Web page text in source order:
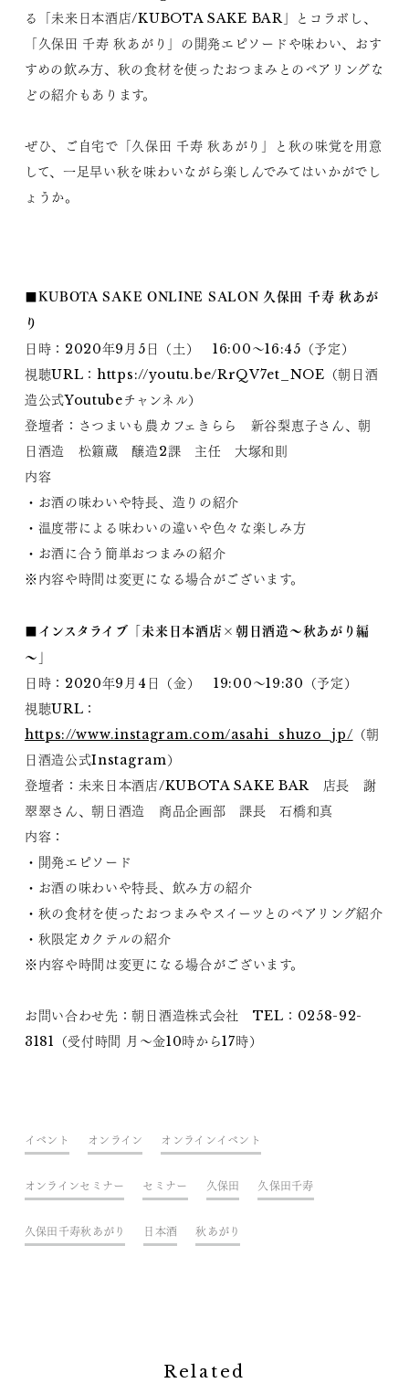
る「未来日本酒店/KUBOTA SAKE BAR」とコラボし、
「久保田 千寿 秋あがり」の開発エピソードや味わい、おす
すめの飲み方、秋の食材を使ったおつまみとのペアリングな
どの紹介もあります。
ぜひ、ご自宅で「久保田 千寿 秋あがり」と秋の味覚を用意
して、一足早い秋を味わいながら楽しんでみてはいかがでし
ょうか。
■KUBOTA SAKE ONLINE SALON 久保田 千寿 秋あが
り
日時：2020年9月5日（土） 16:00～16:45（予定）
視聴URL：https://youtu.be/RrQV7et_NOE （朝日酒
造公式Youtubeチャンネル）
登壇者：さつまいも農カフェきらら 新谷梨恵子さん、朝
日酒造 松籟蔵 醸造2課 主任 大塚和則
内容
・お酒の味わいや特長、造りの紹介
・温度帯による味わいの違いや色々な楽しみ方
・お酒に合う簡単おつまみの紹介
※内容や時間は変更になる場合がございます。
■インスタライブ「未来日本酒店×朝日酒造～秋あがり編
～」
日時：2020年9月4日（金） 19:00～19:30（予定）
視聴URL：
https://www.instagram.com/asahi_shuzo_jp/ （朝
日酒造公式Instagram）
登壇者：未来日本酒店/KUBOTA SAKE BAR 店長 謝
翠翠さん、朝日酒造 商品企画部 課長 石橋和真
内容：
・開発エピソード
・お酒の味わいや特長、飲み方の紹介
・秋の食材を使ったおつまみやスイーツとのペアリング紹介
・秋限定カクテルの紹介
※内容や時間は変更になる場合がございます。
お問い合わせ先：朝日酒造株式会社 TEL：0258-92-
3181（受付時間 月～金10時から17時）
イベント オンライン オンラインイベント
オンラインセミナー セミナー 久保田 久保田千寿
久保田千寿秋あがり 日本酒 秋あがり
Related